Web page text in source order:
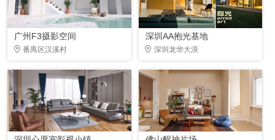
广州F3摄影空间
番禺区汉溪村
深圳AA抱光基地
深圳龙华大浪